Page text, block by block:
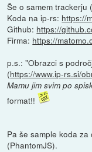
Še o samem trackerju
Koda na ip-rs: https://
Github: https://
Firma: https://
p.s.: "Obrazci s
(https://www.ip-rs.si/
Mamu jim svim po
format!!
Pa še sample koda
(PhantomJS).